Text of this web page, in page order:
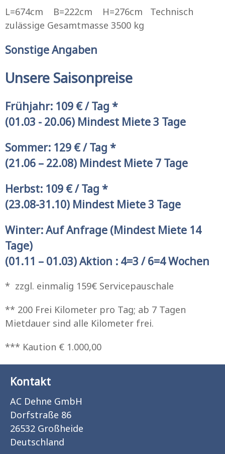
L=674cm B=222cm H=276cm Technisch
zulässige Gesamtmasse 3500 kg
Sonstige Angaben
Unsere Saisonpreise
Frühjahr: 109 € / Tag *
(01.03 - 20.06) Mindest Miete 3 Tage
Sommer: 129 € / Tag *
(21.06 – 22.08) Mindest Miete 7 Tage
Herbst: 109 € / Tag *
(23.08-31.10) Mindest Miete 3 Tage
Winter: Auf Anfrage (Mindest Miete 14
Tage)
(01.11 – 01.03) Aktion : 4=3 / 6=4 Wochen
* zzgl. einmalig 159€ Servicepauschale
** 200 Frei Kilometer pro Tag; ab 7 Tagen
Mietdauer sind alle Kilometer frei.
*** Kaution € 1.000,00
Kontakt
AC Dehne GmbH
Dorfstraße 86
26532 Großheide
Deutschland